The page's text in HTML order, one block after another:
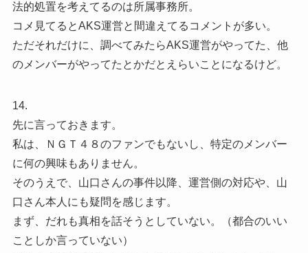
法的処置を考えてるのは所属事務所。
コメ見てるとAKS運営と間違えてるコメントが多い。
ただそれだけに、調べてみたらAKS運営がやってた、他
のメンバーがやってたとかだとえらいことになるけど。
14.
先に言っておきます。
私は、ＮＧＴ４８のファンでもないし、特定のメンバー
に何の興味もありません。
そのうえで、山口さんの事件以降、運営側の対応や、山
口さん本人にも疑問を感じます。
まず、だれも真相を話そうとしていない。（都合のいい
ことしか言っていない）